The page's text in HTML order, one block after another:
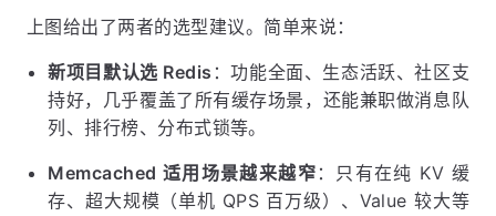
上图给出了两者的选型建议。简单来说：
新项目默认选 Redis ：功能全面、生态活跃、社区支
持好，几乎覆盖了所有缓存场景，还能兼职做消息队
列、排行榜、分布式锁等。
Memcached 适用场景越来越窄 ：只有在纯 KV 缓
存、超大规模（单机 QPS 百万级）、Value 较大等